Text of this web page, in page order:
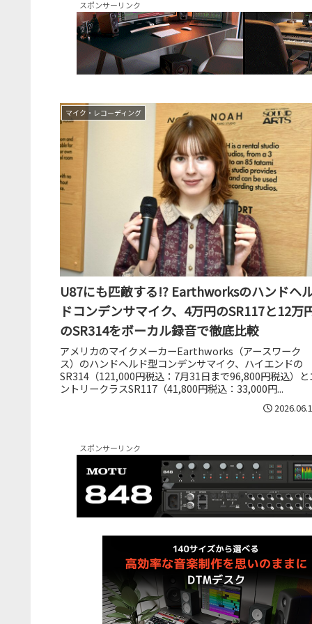
スポンサーリンク
マイク・レコーディング
U87にも匹敵する!? Earthworksのハンドヘ
ドコンデンサマイク、4万円のSR117と12万
のSR314をボーカル録音で徹底比較
アメリカのマイクメーカーEarthworks（アースワーク
ス）のハンドヘルド型コンデンサマイク、ハイエンドの
SR314（121,000円税込：7月31日まで96,800円税込）と
ントリークラスSR117（41,800円税込：33,000円...
スポンサーリンク